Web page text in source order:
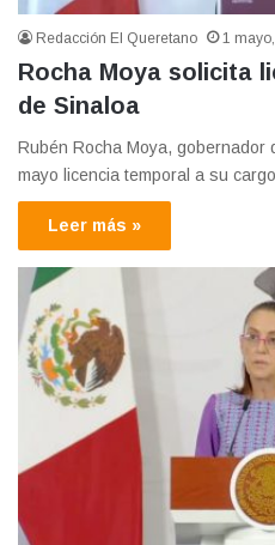
Redacción El Queretano 1
Rocha Moya solicita
de Sinaloa
Rubén Rocha Moya, gobernador
mayo licencia temporal a su
Leer más »